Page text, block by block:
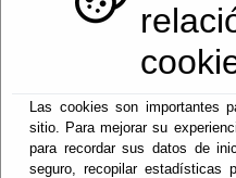
Las cookies son importantes
sitio. Para mejorar su
para recordar sus datos de
seguro, recopilar estadísticas